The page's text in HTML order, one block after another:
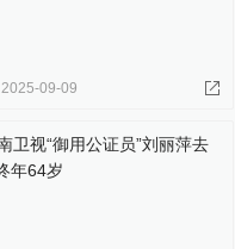
2025-09-09